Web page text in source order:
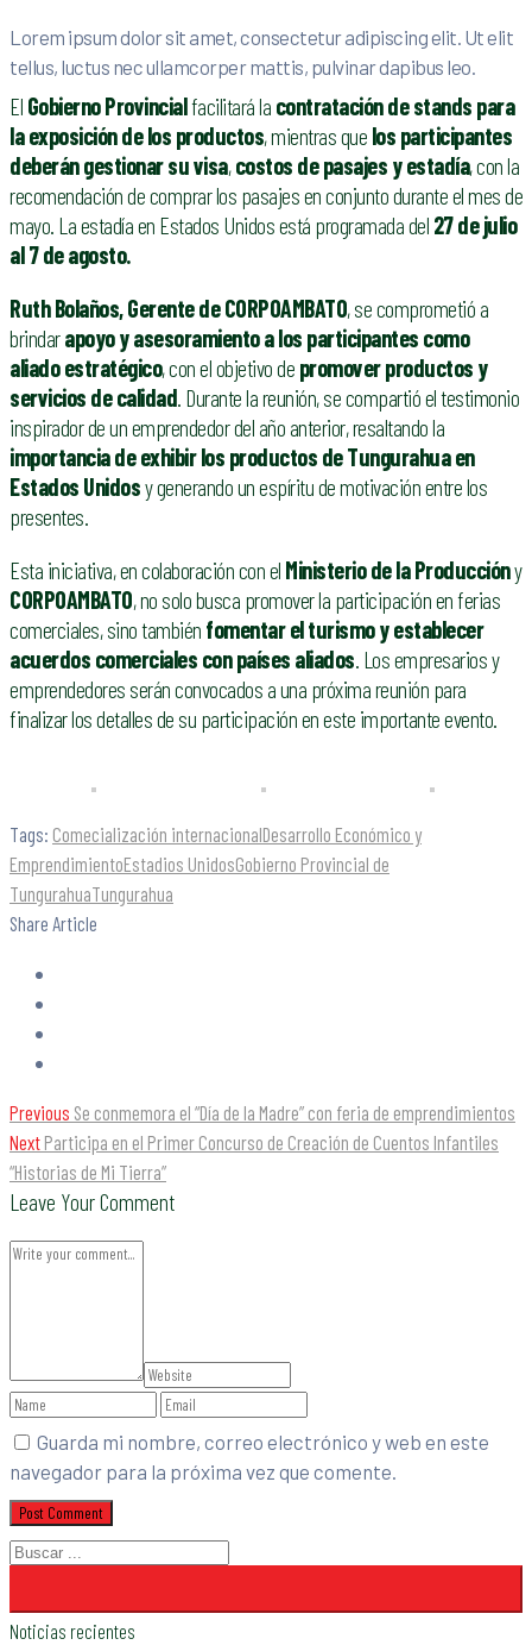
Lorem ipsum dolor sit amet, consectetur adipiscing elit. Ut elit
tellus, luctus nec ullamcorper mattis, pulvinar dapibus leo.
El Gobierno Provincialfacilitará la contratación de stands para
la exposición de los productos, mientras que los participantes
deberán gestionar su visa,costos de pasajes y estadía, con la
recomendación de comprar los pasajes en conjunto durante el mes de
mayo. La estadía en Estados Unidos está programada del 27 de julio
al 7 de agosto.
Ruth Bolaños, Gerente de CORPOAMBATO, se comprometió a
brindarapoyo y asesoramiento a los participantes como
aliado estratégico, con el objetivo de promover productos y
servicios de calidad . Durante la reunión, se compartió el testimonio
inspirador de un emprendedor del año anterior, resaltando la
importancia de exhibir los productos de Tungurahua en
Estados Unidosy generando un espíritu de motivación entre los
presentes.
Esta iniciativa, en colaboración con el Ministerio de la Produccióny
CORPOAMBATO, no solo busca promover la participación en ferias
comerciales, sino también fomentar el turismo y establecer
acuerdos comerciales con países aliados . Los empresarios y
emprendedores serán convocados a una próxima reunión para
finalizar los detalles de su participación en este importante evento.
Tags: Comecialización internacionalDesarrollo Económico y
EmprendimientoEstadios UnidosGobierno Provincial de
TungurahuaTungurahua
Share Article
Previous Se conmemora el “Día de la Madre” con feria de emprendimientos
Next Participa en el Primer Concurso de Creación de Cuentos Infantiles
“Historias de Mi Tierra”
Leave Your Comment
Guarda mi nombre, correo electrónico y web en este
navegador para la próxima vez que comente.
Noticias recientes